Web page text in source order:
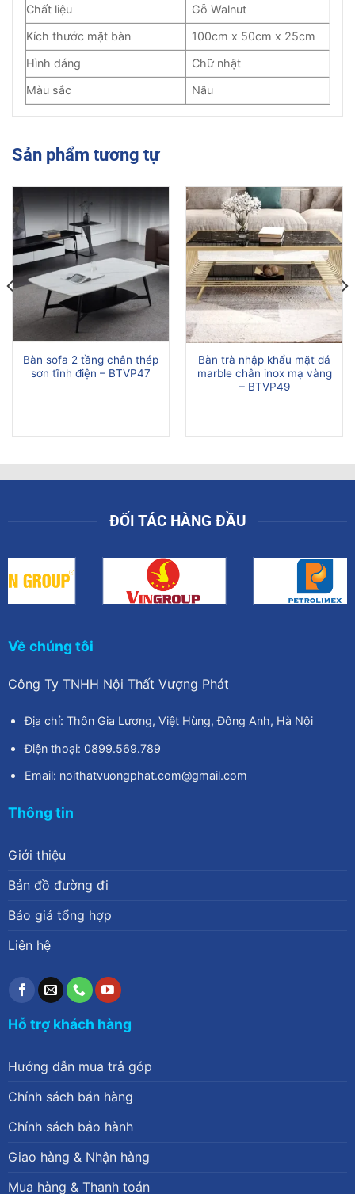
Chất liệu
Gỗ Walnut
Kích thước mặt bàn
100cm x 50cm x 25cm
Hình dáng
Chữ nhật
Màu sắc
Nâu
Sản phẩm tương tự
Bàn sofa 2 tầng chân thép
sơn tĩnh điện – BTVP47
Bàn trà nhập khẩu mặt đá
marble chân inox mạ vàng
– BTVP49
ĐỐI TÁC HÀNG ĐẦU
Về chúng tôi
Công Ty TNHH Nội Thất Vượng Phát
Địa chỉ: Thôn Gia Lương, Việt Hùng, Đông Anh, Hà Nội
Điện thoại: 0899.569.789
Email: noithatvuongphat.com@gmail.com
Thông tin
Giới thiệu
Bản đồ đường đi
Báo giá tổng hợp
Liên hệ
Hỗ trợ khách hàng
Hướng dẫn mua trả góp
Chính sách bán hàng
Chính sách bảo hành
Giao hàng & Nhận hàng
Mua hàng & Thanh toán